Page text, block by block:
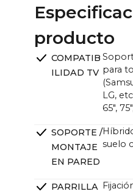
Unidad CANVAS
~121,0 x ~33,0 x
~47,6 x ~13,0 x ~4,7 in
producto
COMPATIB
ILIDAD TV para
LG,
65",
SOPORTE /
MONTAJE
EN PARED
suelo
PARRILLA